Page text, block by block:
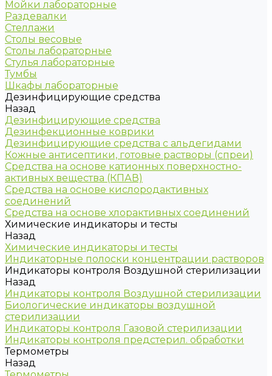
Мойки лабораторные
Раздевалки
Стеллажи
Столы весовые
Столы лабораторные
Стулья лабораторные
Тумбы
Шкафы лабораторные
Дезинфицирующие средства
Назад
Дезинфицирующие средства
Дезинфекционные коврики
Дезинфицирующие средства с альдегидами
Кожные антисептики, готовые растворы (спреи)
Средства на основе катионных поверхностно-
активных вещества (КПАВ)
Средства на основе кислородактивных
соединений
Средства на основе хлорактивных соединений
Химические индикаторы и тесты
Назад
Химические индикаторы и тесты
Индикаторные полоски концентрации растворов
Индикаторы контроля Воздушной стерилизации
Назад
Индикаторы контроля Воздушной стерилизации
Биологические индикаторы воздушной
стерилизации
Индикаторы контроля Газовой стерилизации
Индикаторы контроля предстерил. обработки
Термометры
Назад